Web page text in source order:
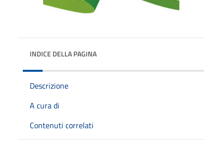
INDICE DELLA PAGINA
Descrizione
A cura di
Contenuti correlati